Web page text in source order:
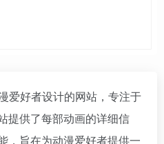
爱好者设计的网站，专注于
提供了每部动画的详细信
，旨在为动漫爱好者提供一